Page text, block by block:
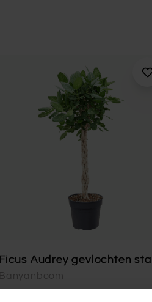
Ficus Audrey gevlochten
Banyanboom